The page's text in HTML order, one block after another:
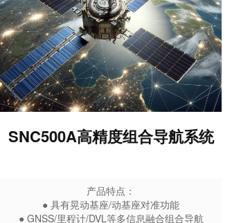
n
a
v
i
g
a
t
i
o
n
SNC500A高精度组合导航系统
产品特点：
● 具有晃动基座/动基座对准功能
● GNSS/里程计/DVL等多信息融合组合导航